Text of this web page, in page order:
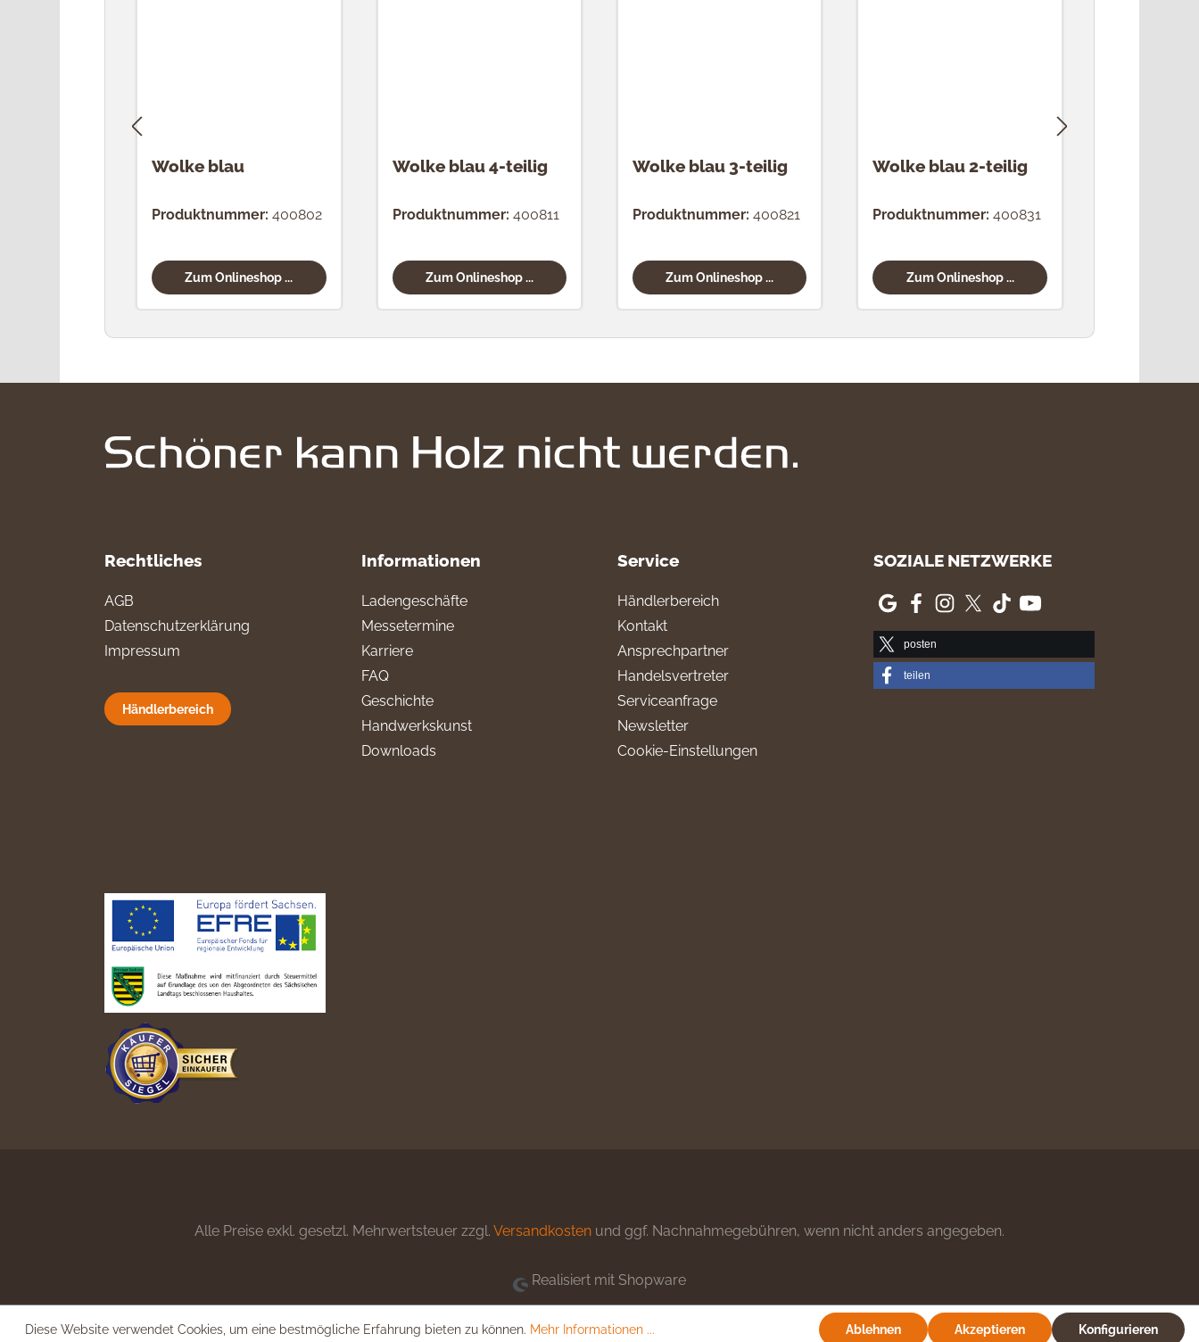
Wolke blau
Produktnummer: 400802
Zum Onlineshop ...
Wolke blau 4-teilig
Produktnummer: 400811
Zum Onlineshop ...
Wolke blau 3-teilig
Produktnummer: 400821
Zum Onlineshop ...
Wolke blau 2-teilig
Produktnummer: 400831
Zum Onlineshop ...
Rechtliches
AGB
Datenschutzerklärung
Impressum
Händlerbereich
Informationen
Ladengeschäfte
Messetermine
Karriere
FAQ
Geschichte
Handwerkskunst
Downloads
Service
Händlerbereich
Kontakt
Ansprechpartner
Handelsvertreter
Serviceanfrage
Newsletter
Cookie-Einstellungen
SOZIALE NETZWERKE
posten
teilen
Alle Preise exkl. gesetzl. Mehrwertsteuer zzgl. Versandkosten und ggf. Nachnahmegebühren, wenn nicht anders angegeben.
Realisiert mit Shopware
Diese Website verwendet Cookies, um eine bestmögliche Erfahrung bieten zu können. Mehr Informationen ... Ablehnen Akzeptieren Konfigurieren